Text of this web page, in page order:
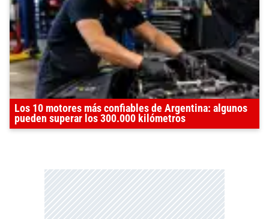
Los 10 motores más confiables de Argentina: algunos
pueden superar los 300.000 kilómetros